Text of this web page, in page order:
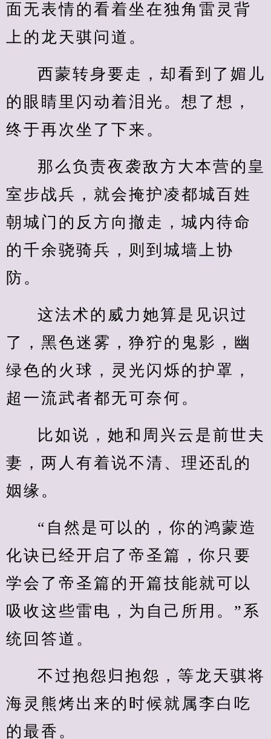
面无表情的看着坐在独角雷灵背
上的龙天骐问道。
西蒙转身要走，却看到了媚儿
的眼睛里闪动着泪光。想了想，
终于再次坐了下来。
那么负责夜袭敌方大本营的皇
室步战兵，就会掩护凌都城百姓
朝城门的反方向撤走，城内待命
的千余骁骑兵，则到城墙上协
防。
这法术的威力她算是见识过
了，黑色迷雾，狰狞的鬼影，幽
绿色的火球，灵光闪烁的护罩，
超一流武者都无可奈何。
比如说，她和周兴云是前世夫
妻，两人有着说不清、理还乱的
姻缘。
“自然是可以的，你的鸿蒙造
化诀已经开启了帝圣篇，你只要
学会了帝圣篇的开篇技能就可以
吸收这些雷电，为自己所用。”系
统回答道。
不过抱怨归抱怨，等龙天骐将
海灵熊烤出来的时候就属李白吃
的最香。